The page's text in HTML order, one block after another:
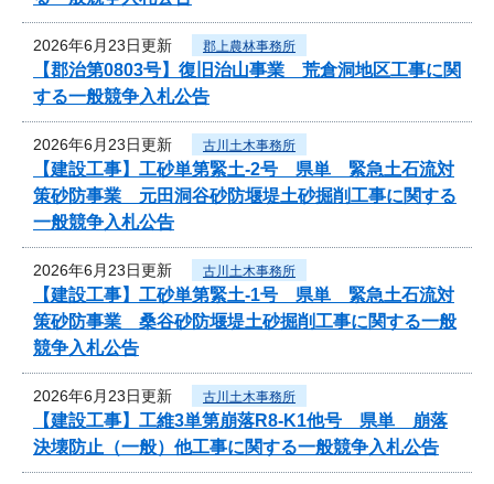
2026年6月23日更新 郡上農林事務所
【郡治第0803号】復旧治山事業 荒倉洞地区工事に関
する一般競争入札公告
2026年6月23日更新 古川土木事務所
【建設工事】工砂単第緊土-2号 県単 緊急土石流対
策砂防事業 元田洞谷砂防堰堤土砂掘削工事に関する
一般競争入札公告
2026年6月23日更新 古川土木事務所
【建設工事】工砂単第緊土-1号 県単 緊急土石流対
策砂防事業 桑谷砂防堰堤土砂掘削工事に関する一般
競争入札公告
2026年6月23日更新 古川土木事務所
【建設工事】工維3単第崩落R8-K1他号 県単 崩落
決壊防止（一般）他工事に関する一般競争入札公告